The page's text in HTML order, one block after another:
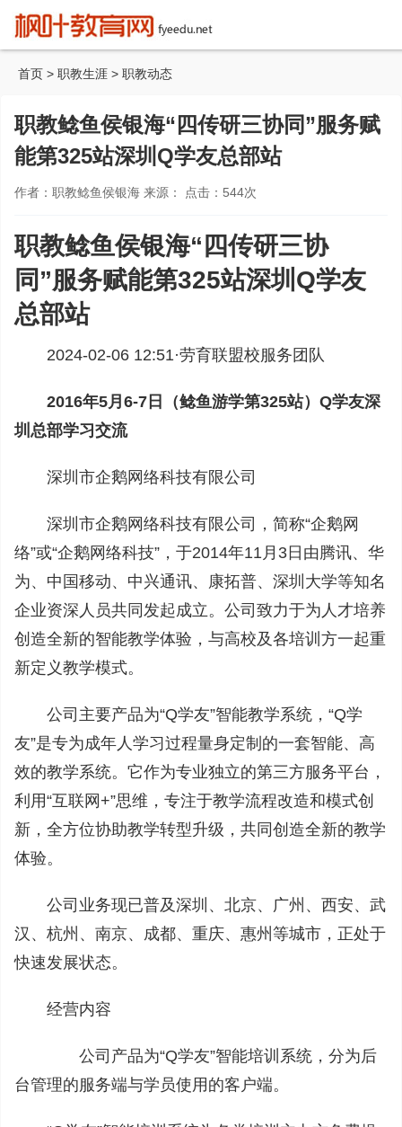
首页 > 职教生涯 > 职教动态
职教鲶鱼侯银海“四传研三协同”服务赋
能第325站深圳Q学友总部站
作者：职教鲶鱼侯银海 来源： 点击： 544次
职教鲶鱼侯银海“四传研三协
同”服务赋能第325站深圳Q学友
总部站
2024-02-06 12:51·劳育联盟校服务团队
2016年5月6-7日（鲶鱼游学第325站）Q学友深
圳总部学习交流
深圳市企鹅网络科技有限公司
深圳市企鹅网络科技有限公司，简称“企鹅网
络”或“企鹅网络科技”，于2014年11月3日由腾讯、华
为、中国移动、中兴通讯、康拓普、深圳大学等知名
企业资深人员共同发起成立。公司致力于为人才培养
创造全新的智能教学体验，与高校及各培训方一起重
新定义教学模式。
公司主要产品为“Q学友”智能教学系统，“Q学
友”是专为成年人学习过程量身定制的一套智能、高
效的教学系统。它作为专业独立的第三方服务平台，
利用“互联网+”思维，专注于教学流程改造和模式创
新，全方位协助教学转型升级，共同创造全新的教学
体验。
公司业务现已普及深圳、北京、广州、西安、武
汉、杭州、南京、成都、重庆、惠州等城市，正处于
快速发展状态。
经营内容
公司产品为“Q学友”智能培训系统，分为后
台管理的服务端与学员使用的客户端。